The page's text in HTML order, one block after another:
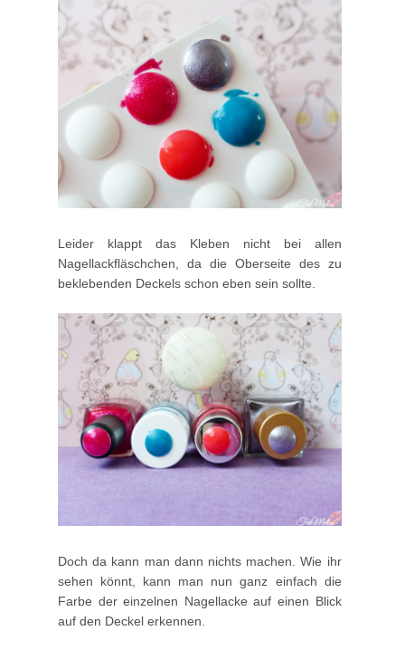
Leider klappt das Kleben nicht bei allen
Nagellackfläschchen, da die Oberseite des zu
beklebenden Deckels schon eben sein sollte.
Doch da kann man dann nichts machen. Wie ihr
sehen könnt, kann man nun ganz einfach die
Farbe der einzelnen Nagellacke auf einen Blick
auf den Deckel erkennen.